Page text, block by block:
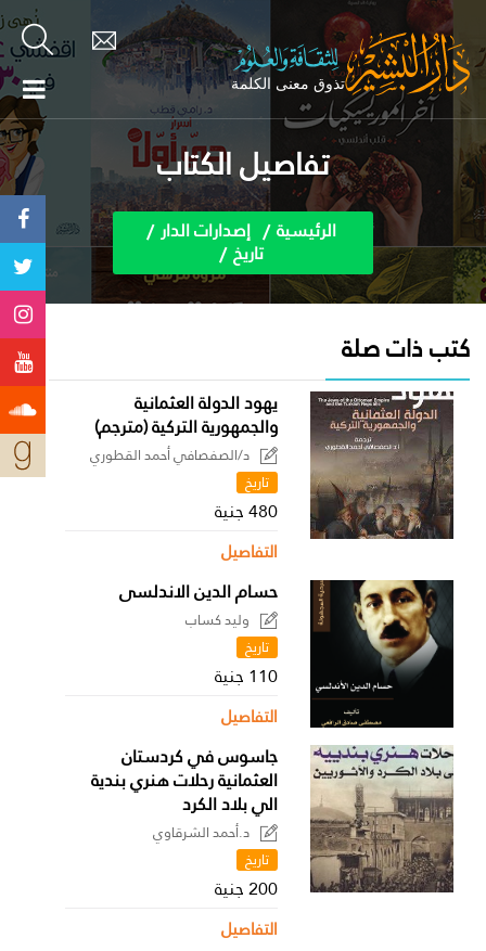
تفاصيل الكتاب
الرئيسية إصدارات الدار
تاريخ
كتب ذات صلة
يهود الدولة العثمانية
والجمهورية التركية (مترجم)
د/الصفصافي أحمد القطوري
تاريخ
480 جنية
التفاصيل
حسام الدين الاندلسى
وليد كساب
تاريخ
110 جنية
التفاصيل
جاسوس في كردستان
العثمانية رحلات هنري بندية
الي بلاد الكرد
د.أحمد الشرقاوي
تاريخ
200 جنية
التفاصيل